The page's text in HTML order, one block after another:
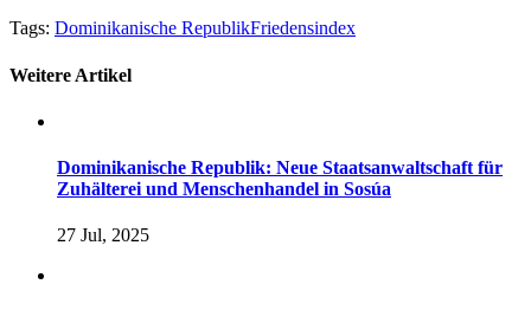
Tags: Dominikanische RepublikFriedensindex
Weitere Artikel
Dominikanische Republik: Neue Staatsanwaltschaft für
Zuhälterei und Menschenhandel in Sosúa
27 Jul, 2025